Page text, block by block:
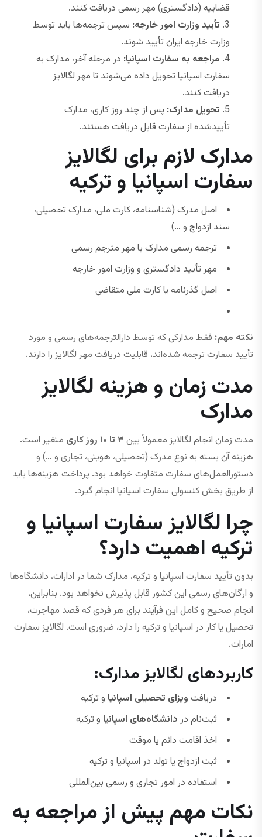
قضاییه (دادگستری) مهر رسمی دریافت کنند.
تأیید وزارت امور خارجه: سپس ترجمه‌ها باید توسط
وزارت خارجه ایران تأیید شوند.
مراجعه به سفارت اسپانیا: در مرحله آخر، مدارک به
سفارت اسپانیا تحویل داده می‌شوند تا مهر لگالایز
دریافت کنند.
تحویل مدارک: پس از چند روز کاری، مدارک
تأییدشده از سفارت قابل دریافت هستند.
مدارک لازم برای لگالایز
سفارت اسپانیا و ترکیه
اصل مدرک (شناسنامه، کارت ملی، مدارک تحصیلی،
سند ازدواج و …)
ترجمه رسمی مدارک با مهر مترجم رسمی
مهر تأیید دادگستری و وزارت امور خارجه
اصل گذرنامه یا کارت ملی متقاضی
نکته مهم: فقط مدارکی که توسط دارالترجمه‌های رسمی و مورد
تأیید سفارت ترجمه شده‌اند، قابلیت دریافت مهر لگالایز را دارند.
مدت زمان و هزینه لگالایز
مدارک
مدت زمان انجام لگالایز معمولاً بین ۳ تا ۱۰ روز کاری
متغیر است.
هزینه آن بسته به نوع مدرک (تحصیلی، هویتی، تجاری و …) و
دستورالعمل‌های سفارت متفاوت خواهد بود. پرداخت هزینه‌ها باید
از طریق بخش کنسولی سفارت اسپانیا انجام گیرد.
چرا لگالایز سفارت اسپانیا و
ترکیه اهمیت دارد؟
بدون تأیید سفارت اسپانیا و ترکیه، مدارک شما در ادارات، دانشگاه‌ها
و ارگان‌های رسمی این کشور قابل پذیرش نخواهد بود. بنابراین،
انجام صحیح و کامل این فرآیند برای هر فردی که قصد مهاجرت،
تحصیل یا کار در اسپانیا و ترکیه را دارد، ضروری است. لگالایز سفارت
امارات.
کاربردهای لگالایز مدارک:
دریافت ویزای تحصیلی اسپانیا و ترکیه
ثبت‌نام در دانشگاه‌های اسپانیا و ترکیه
اخذ اقامت دائم یا موقت
ثبت ازدواج یا تولد در اسپانیا و ترکیه
استفاده در امور تجاری و رسمی بین‌المللی
نکات مهم پیش از مراجعه به